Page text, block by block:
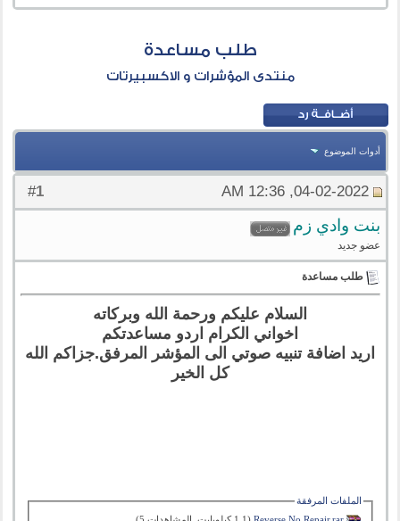
طلب مساعدة
منتدى المؤشرات و الاكسبيرتات
أدوات الموضوع
#
1 04-02-2022, 12:36 AM
بنت وادي زم
عضو جديد
طلب مساعدة
السلام عليكم ورحمة الله وبركاته
اخواني الكرام اردو مساعدتكم
اريد اضافة تنبيه صوتي الى المؤشر المرفق.جزاكم الله
كل الخير
الملفات المرفقة